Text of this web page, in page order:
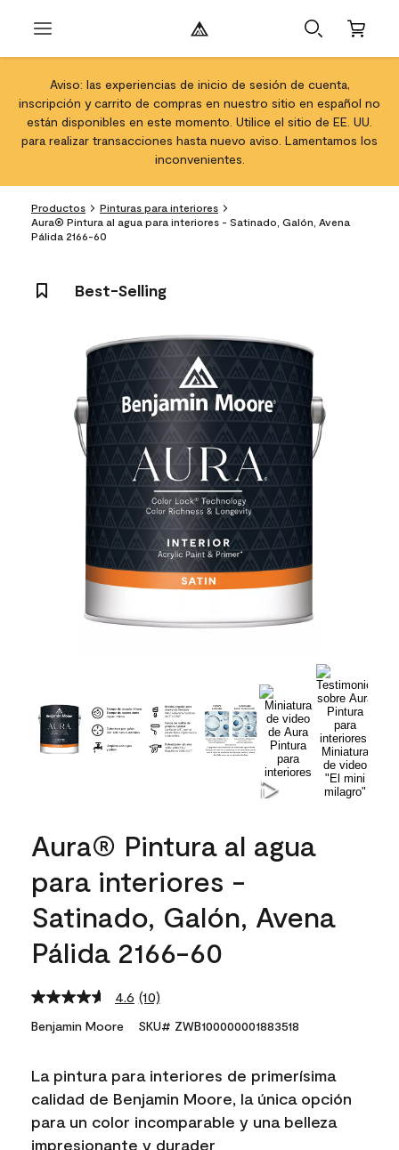
Aviso: las experiencias de inicio de sesión de cuenta,
inscripción y carrito de compras en nuestro sitio en español no
están disponibles en este momento. Utilice el sitio de EE. UU.
para realizar transacciones hasta nuevo aviso. Lamentamos los
inconvenientes.
Productos
Pinturas para interiores
Aura® Pintura al agua para interiores - Satinado, Galón, Avena
Pálida 2166-60
Best-Selling
Aura® Pintura al agua
para interiores -
Satinado, Galón, Avena
Pálida 2166-60
4.6 Read
10
Reviews.
link.
(10)
Benjamin Moore SKU# ZWB100000001883518
La pintura para interiores de primerísima
calidad de Benjamin Moore, la única opción
para un color incomparable y una belleza
impresionante y durader